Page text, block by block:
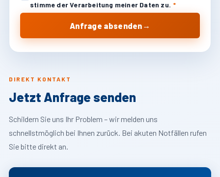
DIREKT KONTAKT
Jetzt Anfrage senden
Schildern Sie uns Ihr Problem – wir melden uns
schnellstmöglich bei Ihnen zurück. Bei akuten Notfällen rufen
Sie bitte direkt an.
stimme der Verarbeitung meiner Daten zu. *
Anfrage absenden →